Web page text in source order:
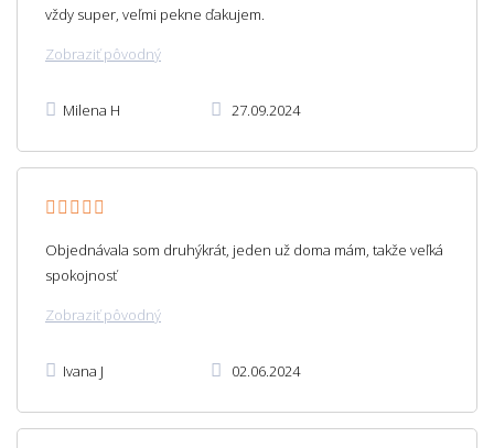
vždy super, veľmi pekne ďakujem.
Zobraziť pôvodný
Milena H 27.09.2024
Objednávala som druhýkrát, jeden už doma mám, takže veľká
spokojnosť
Zobraziť pôvodný
Ivana J 02.06.2024